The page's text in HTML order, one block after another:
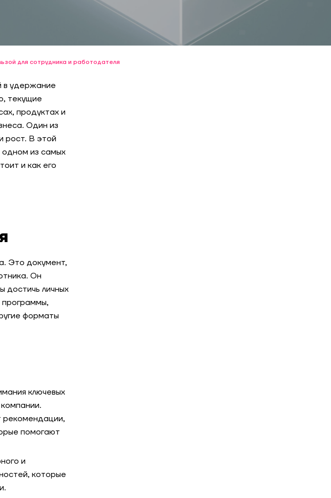
для сотрудника и работодателя
в удержание
текущие
продуктах и
Один из
рост. В этой
из самых
и как его
Это документ,
Он
достичь личных
форматы
ключевых
помогают
и
которые